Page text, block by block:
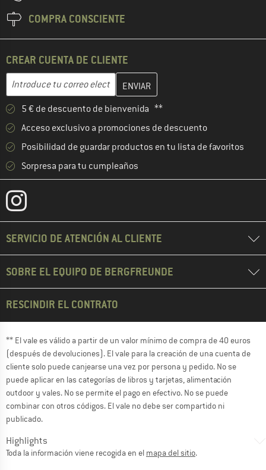
COMPRA CONSCIENTE
CREAR CUENTA DE CLIENTE
Dirección de correo electrónico
Introduce aquí tu dirección de correo electrónico y crea tu
5 € de descuento de bienvenida **
Acceso exclusivo a promociones de descuento
Posibilidad de guardar productos en tu lista de favoritos
Sorpresa para tu cumpleaños
SERVICIO DE ATENCIÓN AL CLIENTE
SOBRE EL EQUIPO DE BERGFREUNDE
RESCINDIR EL CONTRATO
** El vale es válido a partir de un valor mínimo de compra de 40 euros
(después de devoluciones). El vale para la creación de una cuenta de
cliente solo puede canjearse una vez por persona y pedido. No se
puede aplicar en las categorías de libros y tarjetas, alimentación
outdoor y vales. No se permite el pago en efectivo. No se puede
combinar con otros códigos. El vale no debe ser compartido ni
publicado.
Highlights
Toda la información viene recogida en el mapa del sitio.